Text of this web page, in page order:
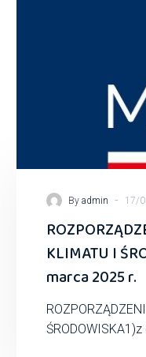
By admin - 17/
KLIMATU I
marca 2025 r.